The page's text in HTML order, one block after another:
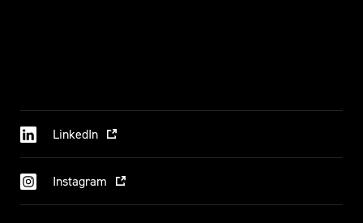
LinkedIn
Instagram